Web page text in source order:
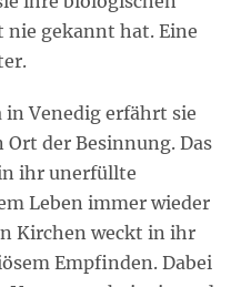
nie gekannt hat. Eine
in Venedig erfährt sie
Ort der Besinnung. Das
ihr unerfüllte
Leben immer wieder
Kirchen weckt in ihr
Empfinden. Dabei